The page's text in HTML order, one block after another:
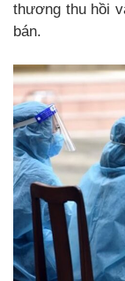
thương thu hồi
bán.